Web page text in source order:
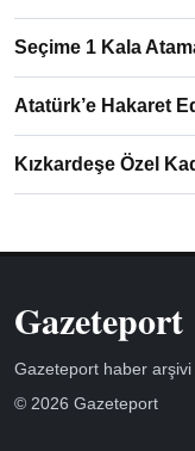
Seçime 1 Kala
Atatürk’e Hakaret
Kızkardeşe Özel
Gazeteport
Gazeteport haber arşivi
© 2026 Gazeteport